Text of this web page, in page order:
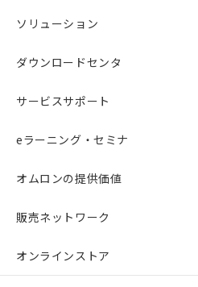
ソリューション
ダウンロードセンタ
サービスサポート
eラーニング・セミナ
オムロンの提供価値
販売ネットワーク
オンラインストア